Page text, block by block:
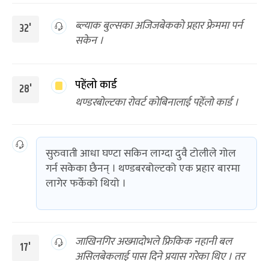
32'
ब्ल्याक बुल्सका अजिजबेकको प्रहार फ्रेममा पर्न
सकेन ।
28'
पहेंलो कार्ड
थण्डरबोल्टका रोवर्ट कोबिनालाई पहेँलो कार्ड ।
सुरुवाती आधा घण्टा सकिन लाग्दा दुवै टोलीले गोल
गर्न सकेका छैनन् । थण्डबरबोल्टको एक प्रहार बारमा
लागेर फर्केको थियो ।
17'
जाखिनगिर अख्मादोभले फ्रिकिक नहानी बल
असिलबेकलाई पास दिने प्रयास गरेका थिए । तर